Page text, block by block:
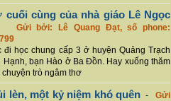
cuối cùng của nhà giáo Lê Ngọc
Gửi bởi: Lê Quang Đạt, số phone:
đi học chung cấp 3 ở huyện Quảng Trạch
Hạnh, bạn Hào ở Ba Đồn. Hay xuống thăm
chuyện trò ngâm thơ
lèn, một kỷ niệm khó quên-Gửi